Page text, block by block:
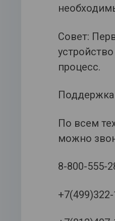
Совет:
процесс.
По всем
можно
8-800-555-